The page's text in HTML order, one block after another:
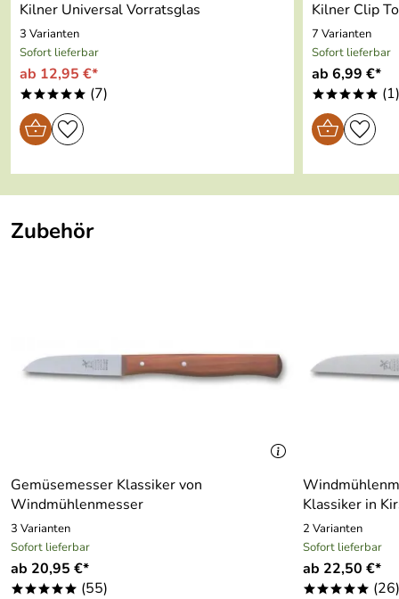
Kilner Universal Vorratsglas
3 Varianten
Sofort lieferbar
ab 12,95 €*
***** (7)
Kilner Clip
7 Varianten
Sofort lieferbar
ab 6,99 €*
***** (1)
Zubehör
Gemüsemesser Klassiker von
Windmühlenmesser
3 Varianten
Sofort lieferbar
ab 20,95 €*
***** (55)
Klassiker in
2 Varianten
Sofort lieferbar
ab 22,50 €*
***** (26)